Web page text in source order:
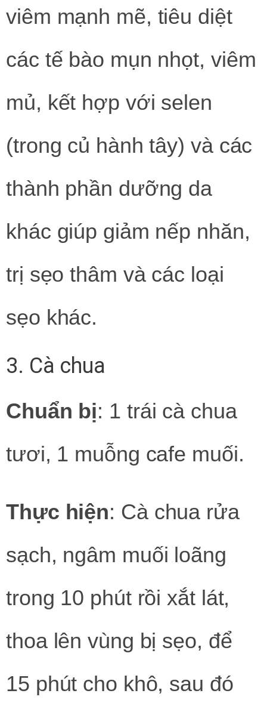
viêm mạnh mẽ, tiêu diệt
các tế bào mụn nhọt, viêm
mủ, kết hợp với selen
(trong củ hành tây) và các
thành phần dưỡng da
khác giúp giảm nếp nhăn,
trị sẹo thâm và các loại
sẹo khác.
3. Cà chua
Chuẩn bị: 1 trái cà chua
tươi, 1 muỗng cafe muối.
Thực hiện: Cà chua rửa
sạch, ngâm muối loãng
trong 10 phút rồi xắt lát,
thoa lên vùng bị sẹo, để
15 phút cho khô, sau đó